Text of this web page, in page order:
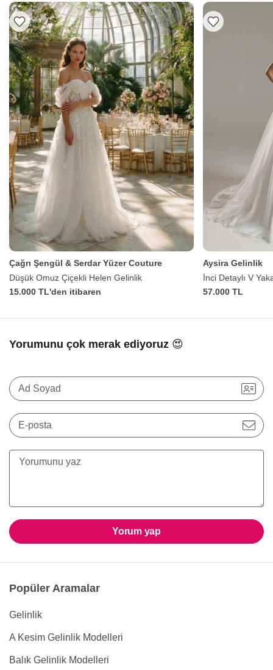
Çağrı Şengül & Serdar Yüzer Couture
Düşük Omuz Çiçekli Helen Gelinlik
15.000 TL'den itibaren
Aysira Gelinlik
İnci Detaylı V
57.000 TL
Yorumunu çok merak ediyoruz 😍
Ad Soyad
E-posta
Yorum yap
Popüler Aramalar
Gelinlik
A Kesim Gelinlik Modelleri
Balık Gelinlik Modelleri